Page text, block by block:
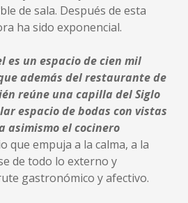
de sala. Después de esta
ha sido exponencial.
es un espacio de cien mil
además del restaurante de
reúne una capilla del Siglo
espacio de bodas con vistas
asimismo el cocinero
que empuja a la calma, a la
de todo lo externo y
gastronómico y afectivo.